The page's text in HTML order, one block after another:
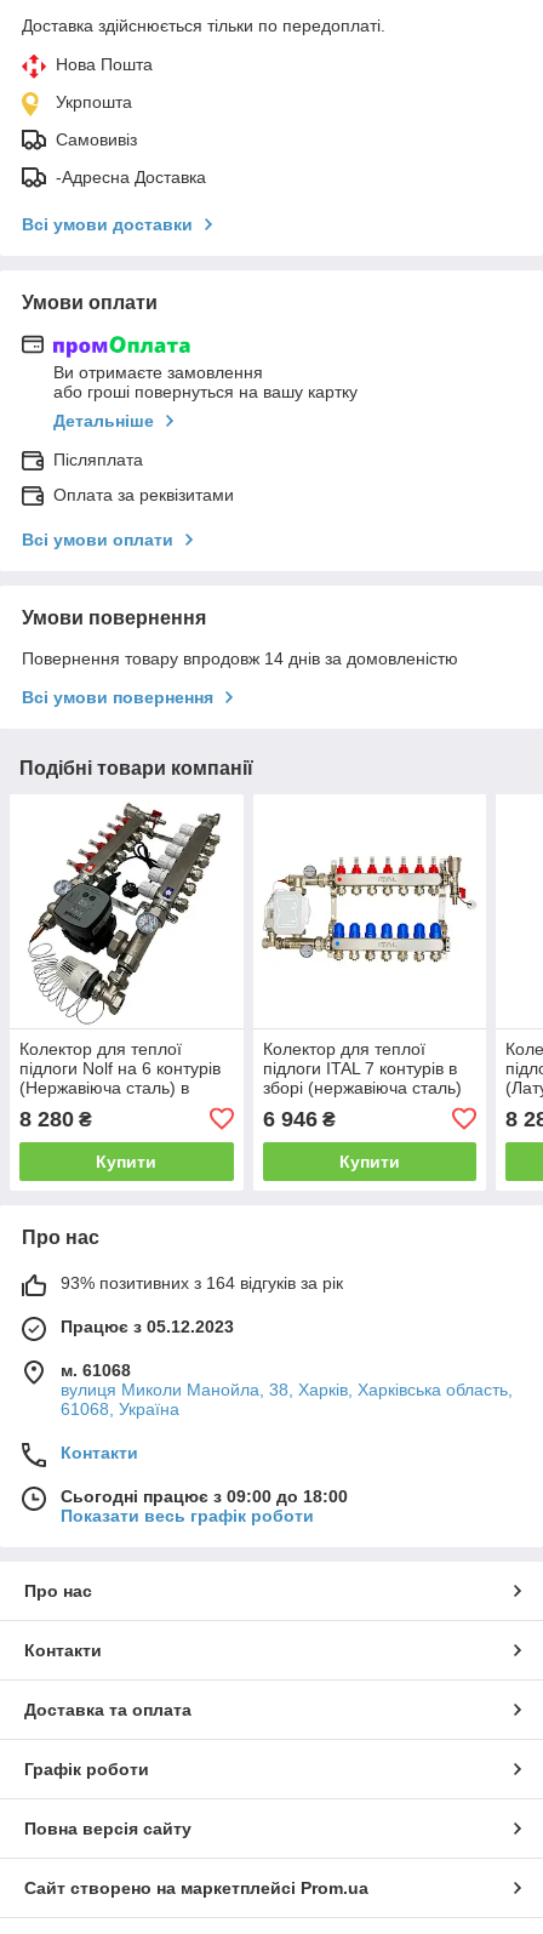
Доставка здійснюється тільки по передоплаті.
Нова Пошта
Укрпошта
Самовивіз
-Адресна Доставка
Всі умови доставки
Умови оплати
Ви отримаєте замовлення
або гроші повернуться на вашу картку
Детальніше
Післяплата
Оплата за реквізитами
Всі умови оплати
Умови повернення
Повернення товару впродовж 14 днів за домовленістю
Всі умови повернення
Подібні товари компанії
Колектор для теплої
підлоги Nolf на 6 контурів
(Нержавіюча сталь) в
зборі з частотним насосом
(бічне підключення)
Німеччина
8 280 ₴
Купити
Колектор для теплої
підлоги ITAL 7 контурів в
зборі (нержавіюча сталь)
6 946₴
Купити
8
Про нас
93% позитивних з 164 відгуків за рік
Працює з 05.12.2023
м. 61068
вулиця Миколи Манойла, 38, Харків, Харківська область,
61068, Україна
Контакти
Сьогодні працює з 09:00 до 18:00
Показати весь графік роботи
Про нас
Контакти
Доставка та оплата
Графік роботи
Повна версія сайту
Сайт створено на маркетплейсі Prom.ua